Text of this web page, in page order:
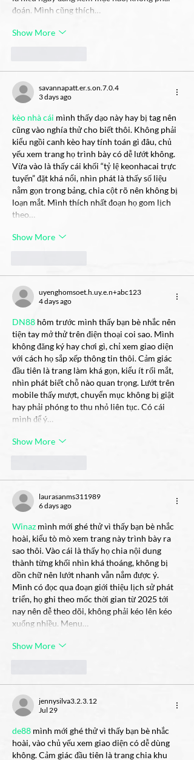
đoán. Mình cũng thích…
Show More
savannapatt.er.s.on.7.0.4
3 days ago
kèo nhà cái mình thấy dạo này hay bị tag nên
cũng vào nghía thử cho biết thôi. Không phải
kiểu ngồi canh kèo hay tính toán gì đâu, chủ
yếu xem trang họ trình bày có dễ lướt không.
Vừa vào là thấy cái khối “tỷ lệ keonhacai trực
tuyến” đặt khá nổi, nhìn phát là thấy số liệu
nằm gọn trong bảng, chia cột rõ nên không bị
loạn mắt. Mình thích nhất đoạn họ gom lịch
theo…
Show More
uyenghomsoet.h.uy.e.n+abc123
4 days ago
DN88 hôm trước mình thấy bạn bè nhắc nên
tiện tay mở thử trên điện thoại coi sao. Mình
không đăng ký hay chơi gì, chỉ xem giao diện
với cách họ sắp xếp thông tin thôi. Cảm giác
đầu tiên là trang làm khá gọn, kiểu ít rối mắt,
nhìn phát biết chỗ nào quan trọng. Lướt trên
mobile thấy mượt, chuyển mục không bị giật
hay phải phóng to thu nhỏ liên tục. Có cái
mình để ý…
Show More
laurasanms311989
6 days ago
Winaz mình mới ghé thử vì thấy bạn bè nhắc
hoài, kiểu tò mò xem trang này trình bày ra
sao thôi. Vào cái là thấy họ chia nội dung
thành từng khối nhìn khá thoáng, không bị
dồn chữ nên lướt nhanh vẫn nắm được ý.
Mình có đọc qua đoạn giới thiệu lịch sử phát
triển, họ ghi theo mốc thời gian từ 2025 tới
nay nên dễ theo dõi, không phải kéo lên kéo
xuống nhiều. Menu…
Show More
jennysilva3.2.3.12
Jul 29
de88 mình mới ghé thử vì thấy bạn bè nhắc
hoài, vào chủ yếu xem giao diện có dễ dùng
không. Cảm giác đầu tiên là trang chia khu